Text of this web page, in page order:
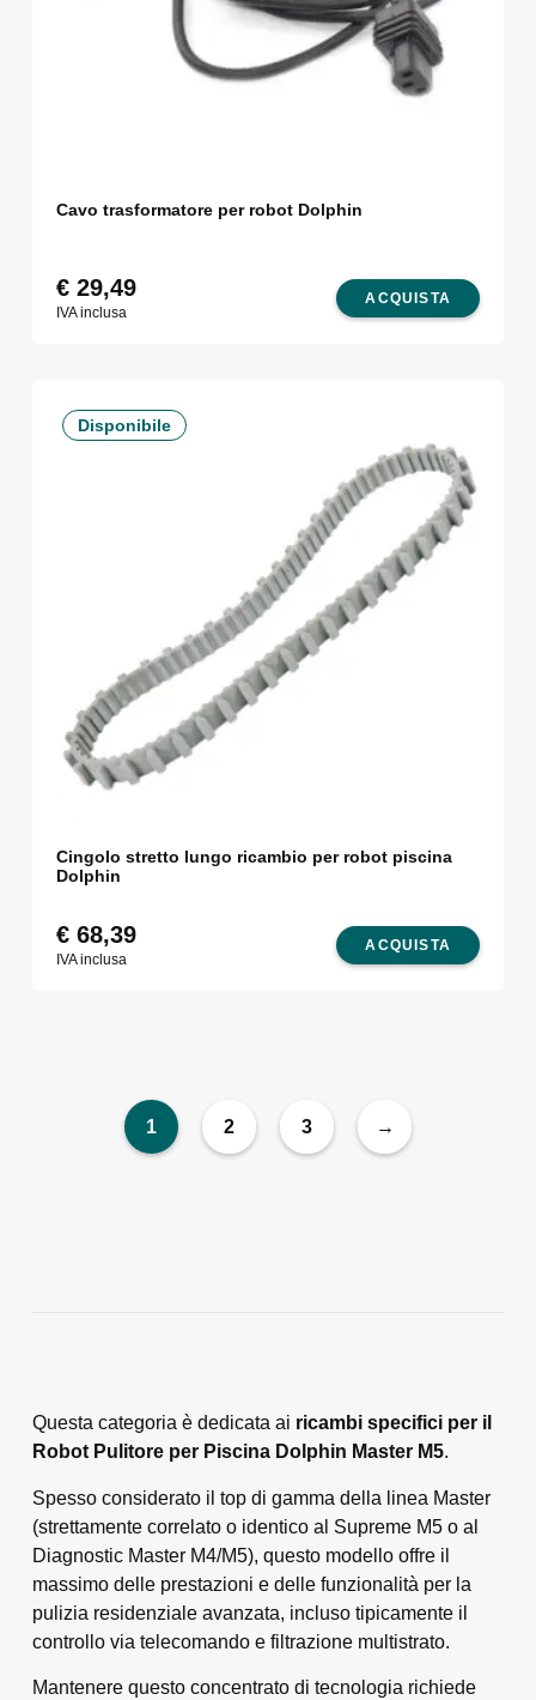
Cavo trasformatore per robot Dolphin
ACQUISTA
€29,49
IVA inclusa
Disponibile
Cingolo stretto lungo ricambio per robot piscina
Dolphin
ACQUISTA
€68,39
IVA inclusa
1 2 3 →
Questa categoria è dedicata ai ricambi specifici per il
Robot Pulitore per Piscina Dolphin Master M5.
Spesso considerato il top di gamma della linea Master
(strettamente correlato o identico al Supreme M5 o al
Diagnostic Master M4/M5), questo modello offre il
massimo delle prestazioni e delle funzionalità per la
pulizia residenziale avanzata, incluso tipicamente il
controllo via telecomando e filtrazione multistrato.
Mantenere questo concentrato di tecnologia richiede